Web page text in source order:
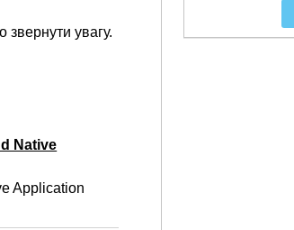
звернути увагу.
Native
Application